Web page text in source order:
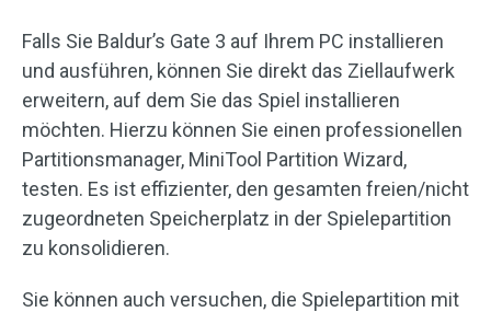
Falls Sie Baldur’s Gate 3 auf Ihrem PC installieren
und ausführen, können Sie direkt das Ziellaufwerk
erweitern, auf dem Sie das Spiel installieren
möchten. Hierzu können Sie einen professionellen
Partitionsmanager, MiniTool Partition Wizard,
testen. Es ist effizienter, den gesamten freien/nicht
zugeordneten Speicherplatz in der Spielepartition
zu konsolidieren.
Sie können auch versuchen, die Spielepartition mit